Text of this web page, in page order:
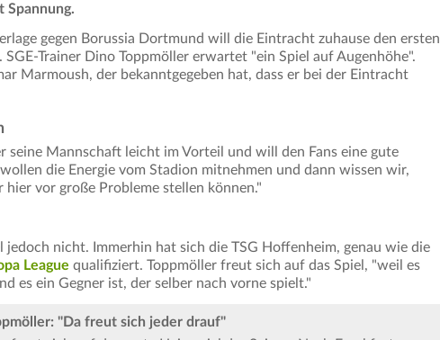
Spannung.
gegen Borussia Dortmund will die Eintracht zuhause den ersten
SGE-Trainer Dino Toppmöller erwartet "ein Spiel auf Augenhöhe".
Marmoush, der bekanntgegeben hat, dass er bei der Eintracht
seine Mannschaft leicht im Vorteil und will den Fans eine gute
die Energie vom Stadion mitnehmen und dann wissen wir,
hier vor große Probleme stellen können."
jedoch nicht. Immerhin hat sich die TSG Hoffenheim, genau wie die
League qualifiziert. Toppmöller freut sich auf das Spiel, "weil es
es ein Gegner ist, der selber nach vorne spielt."
"Da freut sich jeder drauf"